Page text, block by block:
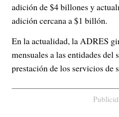
adición de $4 billones y
adición cercana a $1 billón.
En la actualidad, la ADRES
mensuales a las entidades del
prestación de los servicios de